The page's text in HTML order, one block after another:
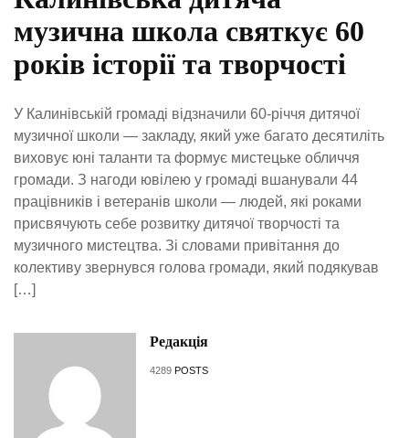
музична школа святкує 60
років історії та творчості
У Калинівській громаді відзначили 60-річчя дитячої
музичної школи — закладу, який уже багато десятиліть
виховує юні таланти та формує мистецьке обличчя
громади. З нагоди ювілею у громаді вшанували 44
працівників і ветеранів школи — людей, які роками
присвячують себе розвитку дитячої творчості та
музичного мистецтва. Зі словами привітання до
колективу звернувся голова громади, який подякував
[…]
Редакція
4289 POSTS